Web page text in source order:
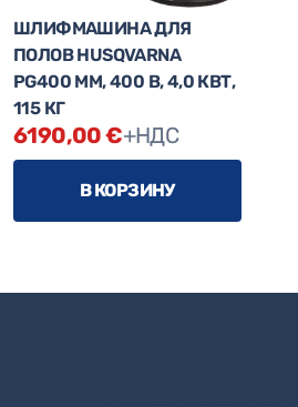
Миксеры
резаки для арматуры
Связки для арматуры
Фрезы для пазов
ШЛИФМАШИНА ДЛЯ
ПОЛОВ HUSQVARNA
PG400 ММ, 400 В, 4,0 КВТ,
115 КГ
6190,00€+НДС
В КОРЗИНУ